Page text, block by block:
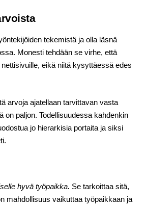
tekemistä ja olla läsnä
Monesti tehdään se virhe, että
eikä niitä kysyttäessä edes
arvoja ajatellaan tarvittavan vasta
on paljon. Todellisuudessa kahdenkin
jo hierarkisia portaita ja siksi
hyvä työpaikka. Se tarkoittaa sitä,
mahdollisuus vaikuttaa työpaikkaan ja